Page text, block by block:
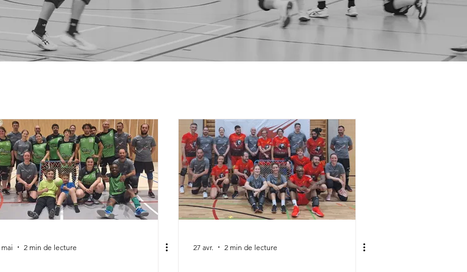
2 min de lecture 27 avr. 2 min de lecture